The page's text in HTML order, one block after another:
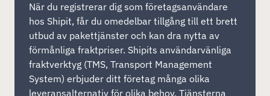
När du registrerar dig som företagsanvändare
hos Shipit, får du omedelbar tillgång till ett brett
utbud av pakettjänster och kan dra nytta av
förmånliga fraktpriser. Shipits användarvänliga
fraktverktyg (TMS, Transport Management
System) erbjuder ditt företag många olika
leveransalternativ för olika behov. Tjänsterna